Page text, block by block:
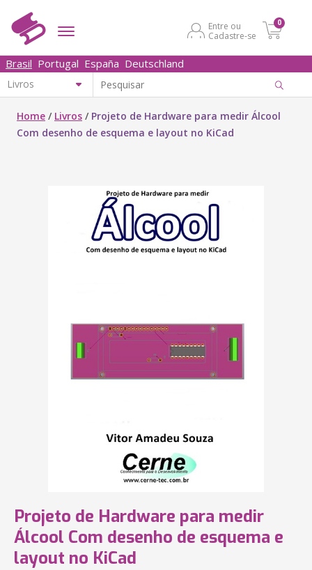
Entre ou
Cadastre-se
0
Brasil Portugal España Deutschland
Home / Livros / Projeto de Hardware para medir Álcool
Com desenho de esquema e layout no KiCad
Projeto de Hardware para medir
Álcool Com desenho de esquema e
layout no KiCad